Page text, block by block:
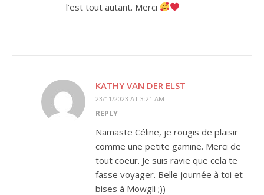
l’est tout autant. Merci
KATHY VAN DER ELST
23/11/2023 AT 3:21 AM
REPLY
Namaste Céline, je rougis de plaisir
comme une petite gamine. Merci de
tout coeur. Je suis ravie que cela te
fasse voyager. Belle journée à toi et
bises à Mowgli ;))